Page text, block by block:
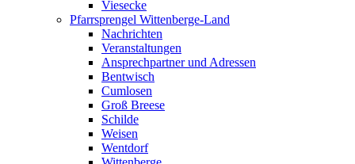
Viesecke
Pfarrsprengel Wittenberge-Land
Nachrichten
Veranstaltungen
Ansprechpartner und Adressen
Bentwisch
Cumlosen
Groß Breese
Schilde
Weisen
Wentdorf